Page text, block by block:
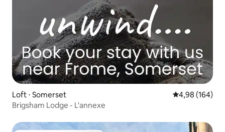
Loft ⋅ Somerset Évaluation
4,98 (164)
Brigsham Lodge - L'annexe